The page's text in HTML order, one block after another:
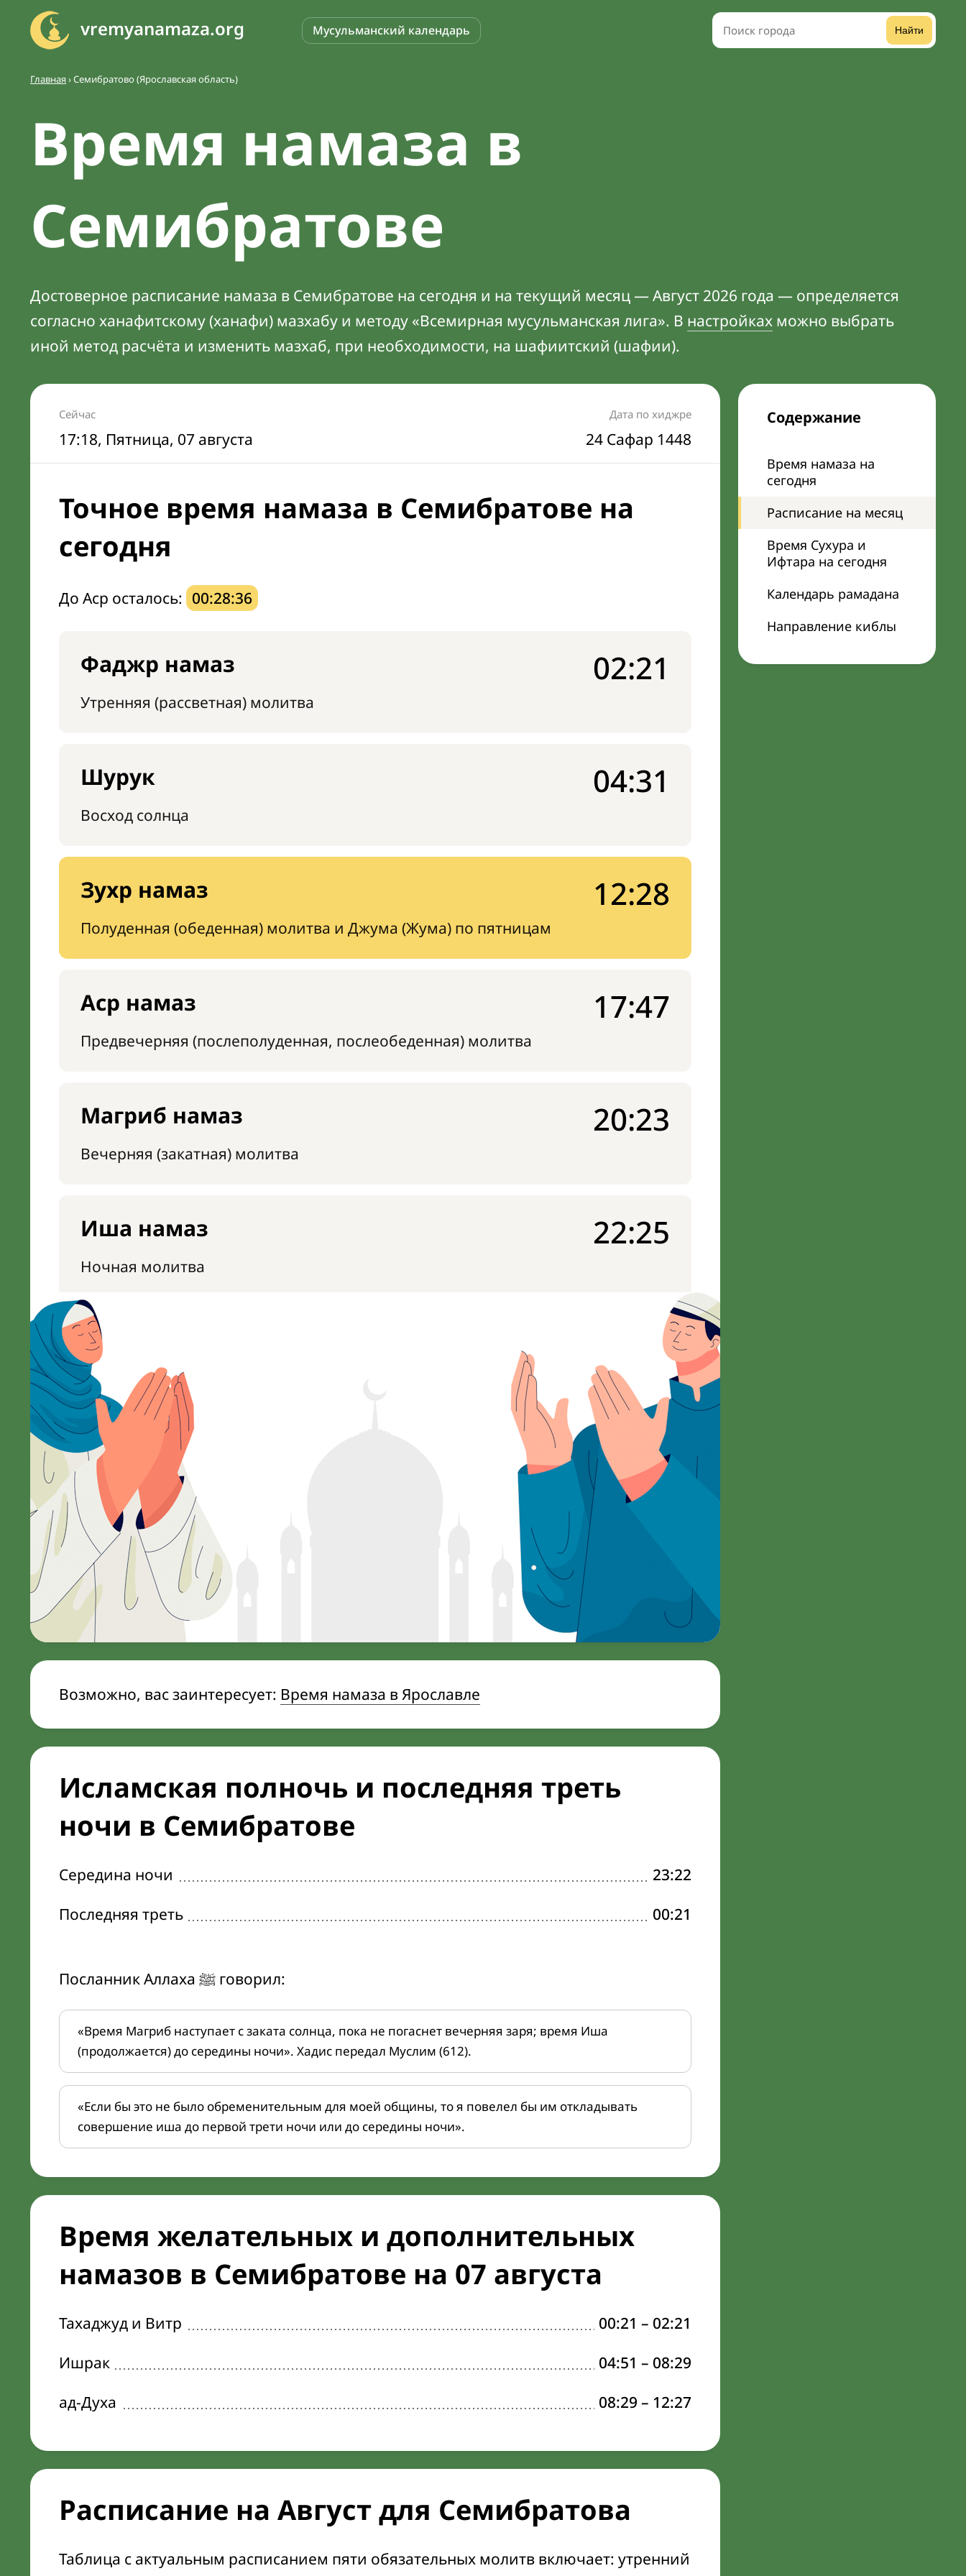
vremyanamaza.org Мусульманский календарь Найти
Главная›Семибратово (Ярославская область)
Время намаза в
Семибратове
Достоверное расписание намаза в Семибратове на сегодня и на текущий месяц — Август 2026 года — определяется
согласно ханафитскому (ханафи) мазхабу и методу «Всемирная мусульманская лига». В настройках можно выбрать
иной метод расчёта и изменить мазхаб, при необходимости, на шафиитский (шафии).
Содержание
Время намаза на
сегодня
Расписание на месяц
Время Сухура и
Ифтара на сегодня
Календарь рамадана
Направление киблы
Сейчас
17:18, Пятница, 07 августа
Дата по хиджре
24 Сафар 1448
Точное время намаза в Семибратове на
сегодня
До Аср осталось: 00:28:35
Фаджр намаз
Утренняя (рассветная) молитва
02:21
Шурук
Восход солнца
04:31
Зухр намаз
Полуденная (обеденная) молитва и Джума (Жума) по пятницам
12:28
Аср намаз
Предвечерняя (послеполуденная, послеобеденная) молитва
17:47
Магриб намаз
Вечерняя (закатная) молитва
20:23
Иша намаз
Ночная молитва
22:25
Возможно, вас заинтересует: Время намаза в Ярославле
Исламская полночь и последняя треть
ночи в Семибратове
Середина ночи
23:22
Последняя треть
00:21
Посланник Аллаха ﷺ говорил:
«Время Магриб наступает с заката солнца, пока не погаснет вечерняя заря; время Иша
(продолжается) до середины ночи». Хадис передал Муслим (612).
«Если бы это не было обременительным для моей общины, то я повелел бы им откладывать
совершение иша до первой трети ночи или до середины ночи».
Время желательных и дополнительных
намазов в Семибратове на 07 августа
Тахаджуд и Витр 00:21 – 02:21
Ишрак
04:51 – 08:29
ад-Духа
08:29 – 12:27
Расписание на Август для Семибратова
Таблица с актуальным расписанием пяти обязательных молитв включает: утренний